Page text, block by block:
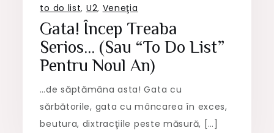
to do list, U2, Veneţia
Gata! Încep Treaba
Serios… (sau “to Do List”
Pentru Noul An)
…de săptămâna asta! Gata cu
sărbătorile, gata cu mâncarea în exces,
beutura, dixtracţiile peste măsură, […]